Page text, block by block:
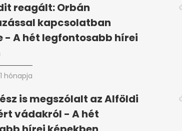
reagált: Orbán
kapcsolatban
- A hét legfontosabb hírei
1 hónapja
is megszólalt az Alföldi
vádakról - A hét